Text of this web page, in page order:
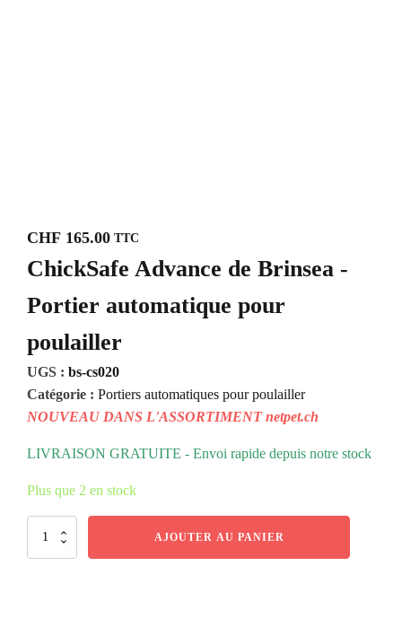
CHF 165.00 TTC
ChickSafe Advance de Brinsea -
Portier automatique pour
poulailler
UGS : bs-cs020
Catégorie : Portiers automatiques pour poulailler
NOUVEAU DANS L'ASSORTIMENT netpet.ch
LIVRAISON GRATUITE - Envoi rapide depuis notre stock
Plus que 2 en stock
quantité
AJOUTER AU PANIER